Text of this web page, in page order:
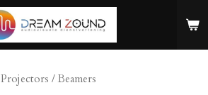
Projectors / Beamers